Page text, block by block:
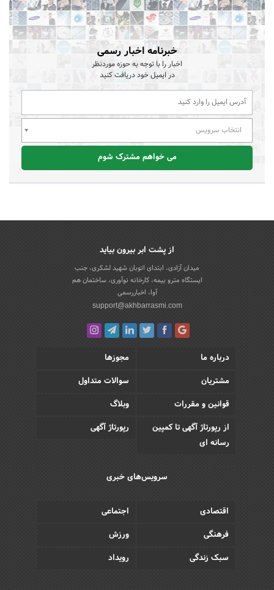
خبرنامه اخبار رسمی
اخبار را با توجه به حوزه موردنظر
در ایمیل خود دریافت کنید
انتخاب سرویس
می خواهم مشترک شوم
از پشت ابر بیرون بیاید
میدان آزادی، ابتدای اتوبان شهید لشکری، جنب
ایستگاه مترو بیمه، کارخانه نوآوری، ساختمان هم
آوا، اخباررسمی
support@akhbarrasmi.com
درباره ما
مجوزها
مشتریان
سوالات متداول
قوانین و مقررات
وبلاگ
از رپورتاژ آگهی تا کمپین
رسانه ای
رپورتاژ آگهی
سرویس‌های خبری
اقتصادی
اجتماعی
فرهنگی
ورزش
سبک زندگی
رویداد